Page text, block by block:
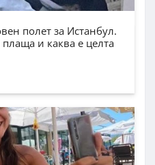
полет за Истанбул.
и каква е целта